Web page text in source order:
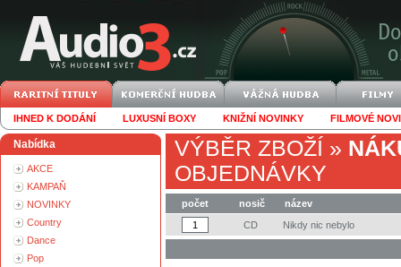
IHNED K DODÁNÍ LUXUSNÍ BOXY KNIŽNÍ NOVINKY FILMOVÉ
Nabídka
AKCE
KAMPAŇ
NOVINKY
Country
Dance
Pop
VÝBĚR ZBOŽÍ »
OBJEDNÁVKY
počet nosič
název
CD
Nikdy nic nebylo